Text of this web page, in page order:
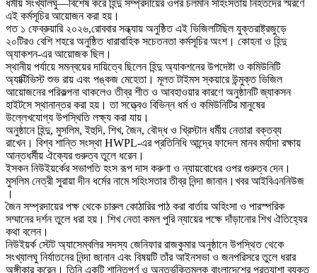
ধর্মীয় সংখ্যালঘু—বিশেষ করে হিন্দু সম্প্রদায়ের ওপর চলমান সহিংসতায় নিহতদের স্মরণে
এই কর্মসূচির আয়োজন করা হয়।
গত ১ ফেব্রুয়ারি ২০২৬,রোববার সন্ধ্যায় অনুষ্ঠিত এই ভিজিলটিছিল যুক্তরাষ্ট্রজুড়ে
২০টিরও বেশি শহরে অনুষ্ঠিত ধারাবাহিক সচেতনতা কর্মসূচির অংশ। কোহনা ও হিন্দু
অ্যাকশন-এর আয়োজক ছিল।
স্থানীয় পর্যায়ে সমন্বয়ের দায়িত্বে ছিলেন হিন্দু অ্যাকশনের উপদেষ্টা ও কমিউনিটি
অ্যাক্টিভিস্ট শুভ রায় এবং পঙ্কজ মেহেতা। মূলত টাইমস স্কয়ারে উন্মুক্ত ভিজিল
আয়োজনের পরিকল্পনা থাকলেও তীব্র শীত ও আবহাওয়ার কারণে অনুষ্ঠানটি জ্যাকসন
হাইটসে স্থানান্তর করা হয়। তা সত্ত্বেও বিভিন্ন ধর্ম ও কমিউনিটির মানুষের
উল্লেখযোগ্য উপস্থিতি লক্ষ্য করা যায়।
অনুষ্ঠানে হিন্দু, মুসলিম, ইহুদি, শিখ, জৈন, বৌদ্ধ ও খ্রিস্টান ধর্মীয় নেতারা বক্তব্য
রাখেন। বিশ্ব শান্তি সংস্থা HWPL-এর প্রতিনিধি আন্দ্রে ফাদেল মানব মর্যাদা রক্ষায়
আন্তধর্মীয় ঐক্যের গুরুত্ব তুলে ধরেন।
ইসকন নিউইয়র্কের সভাপতি হংস রূপ দাস করুণা ও ন্যায়বোধের ওপর গুরুত্ব দেন।
মুসলিম নেত্রী সুরায়া দীন ধর্মের নামে সহিংসতার তীব্র নিন্দা জানান।খবর আইবিএননিউজ
।
জৈন সম্প্রদায়ের পক্ষ থেকে চারুল কোঠারির পাঠ করা বার্তায় অহিংসা ও পারস্পরিক
সম্মানের দর্শন তুলে ধরা হয়। শিখ নেতা কমল পুরি ন্যায়ের পক্ষে দাঁড়ানোর শিখ ঐতিহ্যের
কথা বলেন।
নিউইয়র্ক স্টেট অ্যাসেম্বলির সদস্য জেনিফার রাজকুমার অনুষ্ঠানে উপস্থিত থেকে
সংখ্যালঘু নির্যাতনের নিন্দা জানান এবং বিষয়টি তাঁর আইনসভা ও জনপরিসরে তুলে ধরার
অঙ্গীকার করেন। তিনি একটি শান্তিপূর্ণ ও অন্তর্ভুক্তিমূলক বাংলাদেশের প্রত্যাশা ব্যক্ত